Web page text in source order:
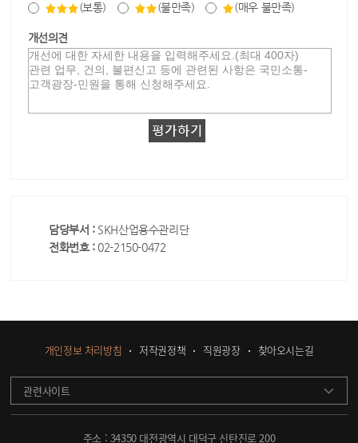
(보통) (불만족) (매우 불만족)
개선의견
담당부서 : SKH산업용수관리단
전화번호 : 02-2150-0472
개인정보 처리방침 저작권정책 직원광장 찾아오시는길
관련사이트
주소 : 34350 대전광역시 대덕구 신탄진로 200